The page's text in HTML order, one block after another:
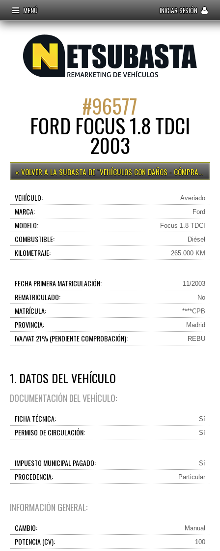
MENÚ INICIAR SESIÓN
#96577
FORD FOCUS 1.8 TDCI
2003
VEHÍCULOS CON DAÑOS - CÓMPRALO YA
VEHÍCULO: Averiado
MARCA: Ford
MODELO: Focus 1.8 TDCI
COMBUSTIBLE: Diésel
KILOMETRAJE: 265.000 KM
FECHA PRIMERA MATRICULACIÓN: 11/2003
REMATRICULADO: No
MATRÍCULA: ****CPB
PROVINCIA: Madrid
IVA/VAT 21% (PENDIENTE COMPROBACIÓN): REBU
1. DATOS DEL VEHÍCULO
DOCUMENTACIÓN DEL VEHÍCULO:
FICHA TÉCNICA: Sí
PERMISO DE CIRCULACIÓN: Sí
IMPUESTO MUNICIPAL PAGADO: Sí
PROCEDENCIA: Particular
INFORMACIÓN GENERAL:
CAMBIO: Manual
POTENCIA (CV): 100